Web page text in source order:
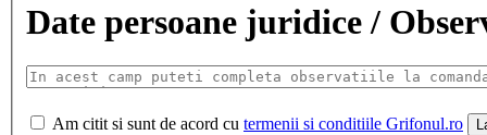
Date persoane juridice /
Am citit si sunt de acord cu termenii si conditiile Grifonul.ro